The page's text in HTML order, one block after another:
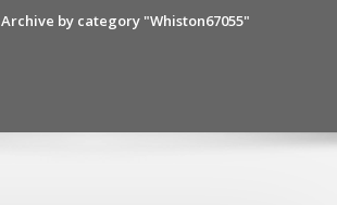
Archive by category "Whiston67055"